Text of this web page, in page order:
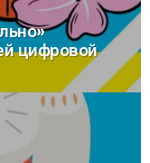
цифровой